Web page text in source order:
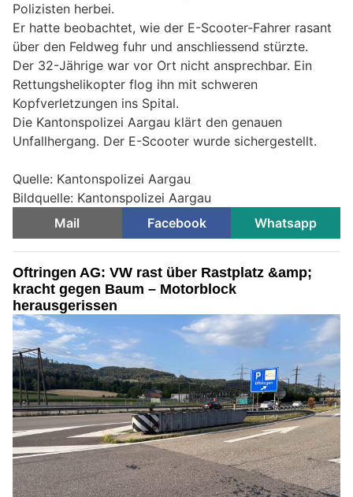
Polizisten herbei.
Er hatte beobachtet, wie der E-Scooter-Fahrer rasant
über den Feldweg fuhr und anschliessend stürzte.
Der 32-Jährige war vor Ort nicht ansprechbar. Ein
Rettungshelikopter flog ihn mit schweren
Kopfverletzungen ins Spital.
Die Kantonspolizei Aargau klärt den genauen
Unfallhergang. Der E-Scooter wurde sichergestellt.
Quelle: Kantonspolizei Aargau
Bildquelle: Kantonspolizei Aargau
Mail
Facebook Whatsapp
Oftringen AG: VW rast über Rastplatz &amp;
kracht gegen Baum – Motorblock
herausgerissen